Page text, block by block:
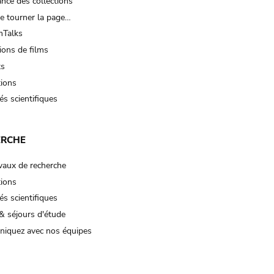
tourner la page…
de films
scientifiques
de recherche
scientifiques
séjours d'étude
avec nos équipes